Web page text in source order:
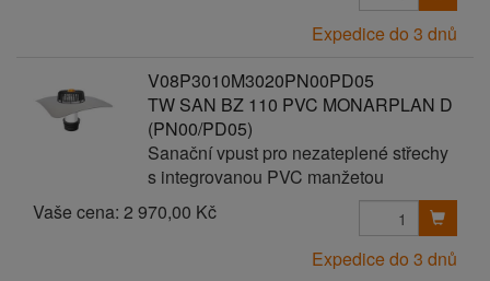
Expedice do 3 dnů
V08P3010M3020PN00PD05
TW SAN BZ 110 PVC MONARPLAN D
(PN00/PD05)
Sanační vpust pro nezateplené střechy
s integrovanou PVC manžetou
Vaše cena: 2 970,00 Kč
Expedice do 3 dnů